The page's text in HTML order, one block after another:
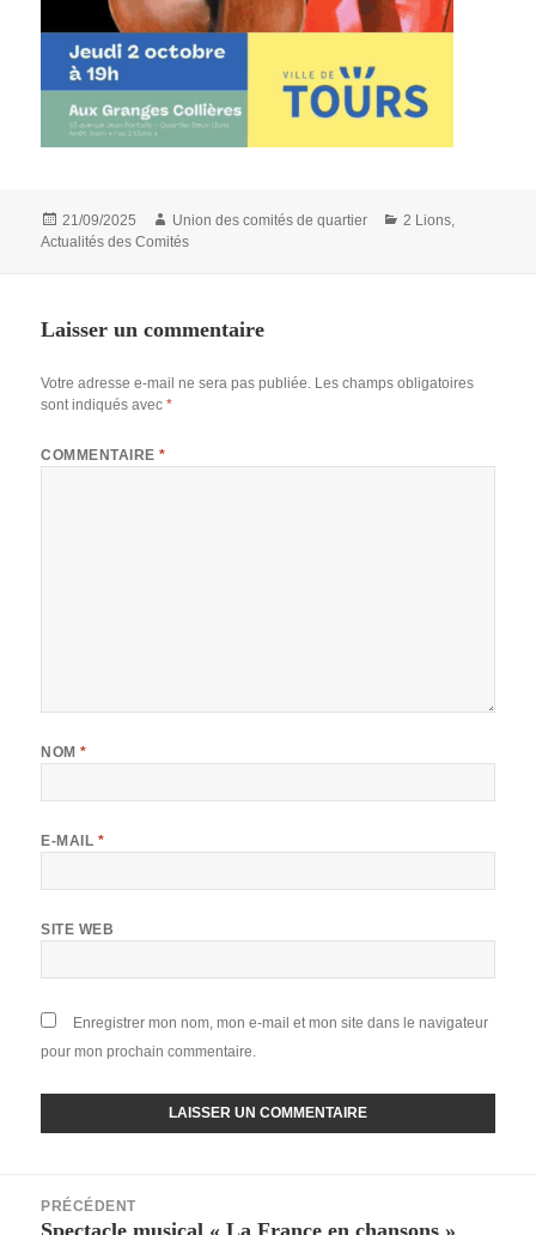
Publié
le
21/09/2025 Auteur
Union des comités de quartier Catégories
2 Lions,
Actualités des Comités
Laisser un commentaire
Votre adresse e-mail ne sera pas publiée. Les champs obligatoires
sont indiqués avec*
COMMENTAIRE*
NOM*
E-MAIL *
SITE WEB
Enregistrer mon nom, mon e-mail et mon site dans le navigateur
pour mon prochain commentaire.
PRÉCÉDENT
Article